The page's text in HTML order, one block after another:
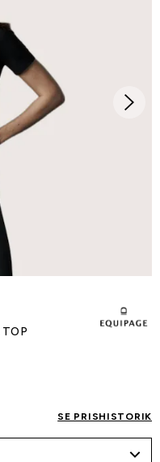
TOP
SE PRISHISTORIK